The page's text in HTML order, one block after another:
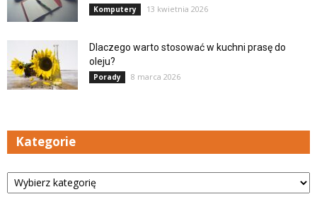
Komputery 13 kwietnia 2026
Dlaczego warto stosować w kuchni prasę do
oleju?
Porady 8 marca 2026
Kategorie
Kategorie